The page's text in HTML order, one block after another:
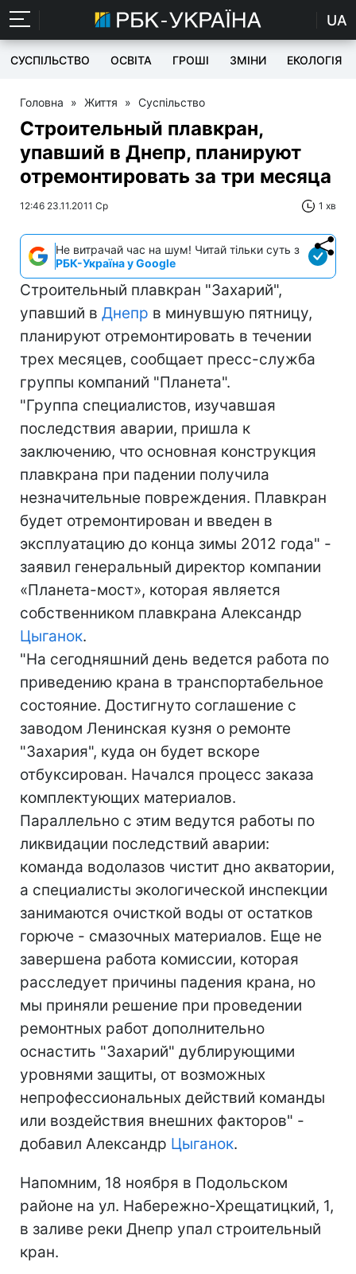
UA
СУСПІЛЬСТВО ОСВІТА ГРОШІ ЗМІНИ ЕКОЛОГІЯ
Головна » Життя » Суспільство
Строительный плавкран,
упавший в Днепр, планируют
отремонтировать за три месяца
12:46 23.11.2011 Ср 1 хв
Не витрачай час на шум! Читай тільки суть з
РБК-Україна у Google
Строительный плавкран "Захарий",
упавший в Днепр в минувшую пятницу,
планируют отремонтировать в течении
трех месяцев, сообщает пресс-служба
группы компаний "Планета".
"Группа специалистов, изучавшая
последствия аварии, пришла к
заключению, что основная конструкция
плавкрана при падении получила
незначительные повреждения. Плавкран
будет отремонтирован и введен в
эксплуатацию до конца зимы 2012 года" -
заявил генеральный директор компании
«Планета-мост», которая является
собственником плавкрана Александр
Цыганок.
"На сегодняшний день ведется работа по
приведению крана в транспортабельное
состояние. Достигнуто соглашение с
заводом Ленинская кузня о ремонте
"Захария", куда он будет вскоре
отбуксирован. Начался процесс заказа
комплектующих материалов.
Параллельно с этим ведутся работы по
ликвидации последствий аварии:
команда водолазов чистит дно акватории,
а специалисты экологической инспекции
занимаются очисткой воды от остатков
горюче - смазочных материалов. Еще не
завершена работа комиссии, которая
расследует причины падения крана, но
мы приняли решение при проведении
ремонтных работ дополнительно
оснастить "Захарий" дублирующими
уровнями защиты, от возможных
непрофессиональных действий команды
или воздействия внешних факторов" -
добавил Александр Цыганок.
Напомним, 18 ноября в Подольском
районе на ул. Набережно-Хрещатицкий, 1,
в заливе реки Днепр упал строительный
кран.